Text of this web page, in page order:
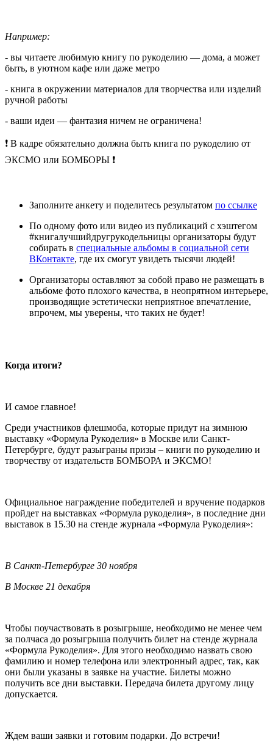
Например:
- вы читаете любимую книгу по рукоделию — дома, а может
быть, в уютном кафе или даже метро
- книга в окружении материалов для творчества или изделий
ручной работы
- ваши идеи — фантазия ничем не ограничена!
❗ В кадре обязательно должна быть книга по рукоделию от
ЭКСМО или БОМБОРЫ ❗
Заполните анкету и поделитесь результатом по ссылке
По одному фото или видео из публикаций с хэштегом
#книгалучшийдругрукодельницы организаторы будут
собирать в специальные альбомы в социальной сети
ВКонтакте, где их смогут увидеть тысячи людей!
Организаторы оставляют за собой право не размещать в
альбоме фото плохого качества, в неопрятном интерьере,
производящие эстетически неприятное впечатление,
впрочем, мы уверены, что таких не будет!
Когда итоги?
И самое главное!
Среди участников флешмоба, которые придут на зимнюю
выставку «Формула Рукоделия» в Москве или Санкт-
Петербурге, будут разыграны призы – книги по рукоделию и
творчеству от издательств БОМБОРА и ЭКСМО!
Официальное награждение победителей и вручение подарков
пройдет на выставках «Формула рукоделия», в последние дни
выставок в 15.30 на стенде журнала «Формула Рукоделия»:
В Санкт-Петербурге 30 ноября
В Москве 21 декабря
Чтобы поучаствовать в розыгрыше, необходимо не менее чем
за полчаса до розыгрыша получить билет на стенде журнала
«Формула Рукоделия». Для этого необходимо назвать свою
фамилию и номер телефона или электронный адрес, так, как
они были указаны в заявке на участие. Билеты можно
получить все дни выставки. Передача билета другому лицу
допускается.
Ждем ваши заявки и готовим подарки. До встречи!